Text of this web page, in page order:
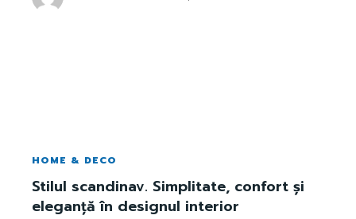
HOME & DECO
Stilul scandinav. Simplitate, confort și
eleganță în designul interior